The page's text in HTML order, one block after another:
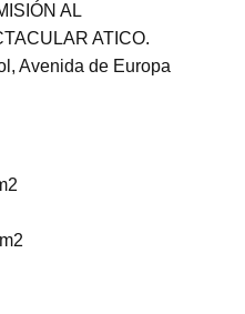
AL
ATICO.
Avenida de Europa